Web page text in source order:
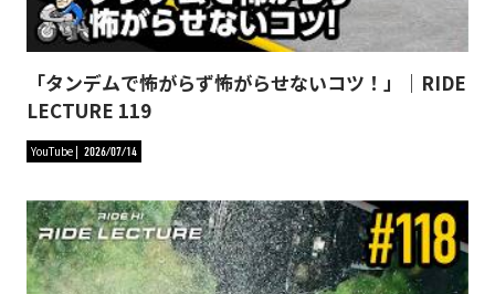
「タンデムで怖がらず怖がらせないコツ！」｜RIDE
LECTURE 119
YouTube 2026/07/14